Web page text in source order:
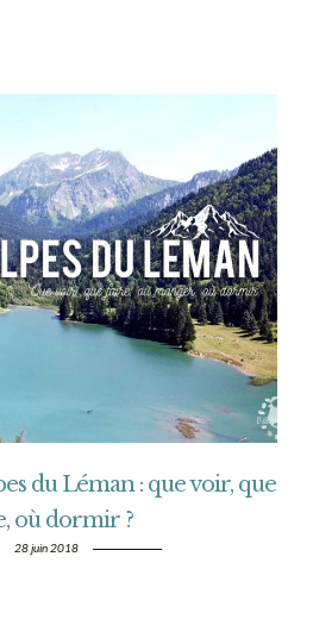
du Léman : que voir, que
où dormir ?
28 juin 2018